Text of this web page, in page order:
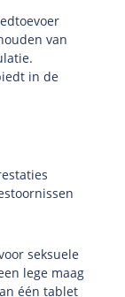
van
in de
seksuele
lege maag
één tablet